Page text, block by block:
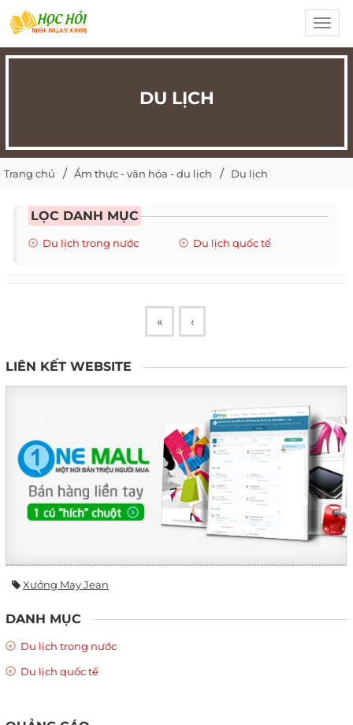
DU LỊCH
Trang chủ Ẩm thực - văn hóa - du lịch Du lịch
LỌC DANH MỤC
Du lịch trong nước Du lịch quốc tế
« ‹
LIÊN KẾT WEBSITE
Xưởng May Jean
DANH MỤC
Du lịch trong nước
Du lịch quốc tế